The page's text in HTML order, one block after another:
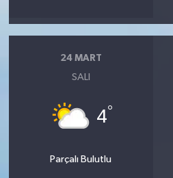
24 MART
SALI
4°
Parçalı Bulutlu